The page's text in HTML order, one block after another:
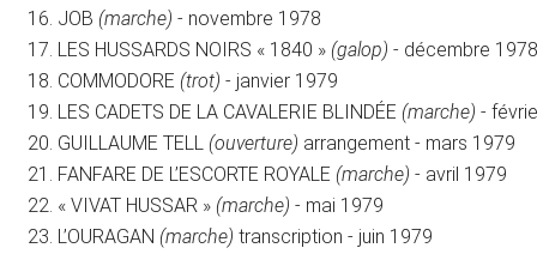
JOB (marche) - novembre 1978
LES HUSSARDS NOIRS « 1840 » (galop) - décembre 1978
COMMODORE (trot) - janvier 1979
LES CADETS DE LA CAVALERIE BLINDÉE (marche) -
GUILLAUME TELL (ouverture) arrangement - mars 1979
FANFARE DE L’ESCORTE ROYALE (marche) - avril 1979
« VIVAT HUSSAR » (marche) - mai 1979
L’OURAGAN (marche) transcription - juin 1979